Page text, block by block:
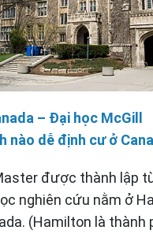
– Đại học McGill
nào dễ định cư ở
được thành lập
nghiên cứu nằm ở
(Hamilton là thành